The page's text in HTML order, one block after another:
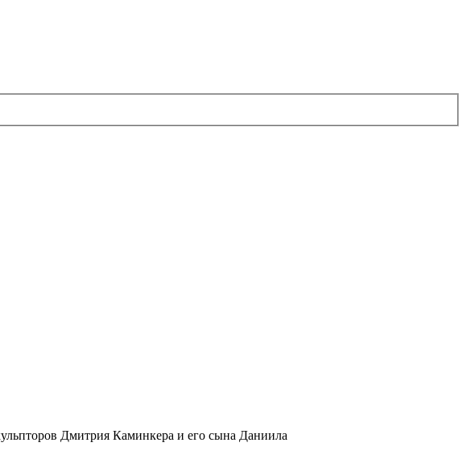
Дмитрия Каминкера и его сына Даниила